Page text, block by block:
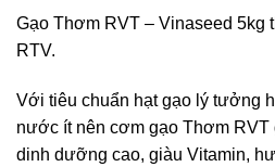
Gạo Thơm RVT – Vinaseed 5kg
RTV.
Với tiêu chuẩn hạt gạo lý tưởng
nước ít nên cơm gạo Thơm
dinh dưỡng cao, giàu Vitamin,